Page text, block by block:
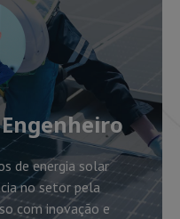
de energia solar
no setor pela
com inovação e